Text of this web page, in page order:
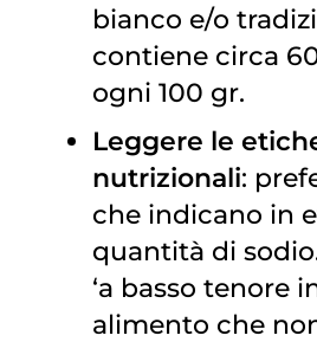
bianco e/o
contiene circa
ogni 100 gr.
Leggere le
nutrizionali:
che indicano in
quantità di
‘a basso tenore
alimento che